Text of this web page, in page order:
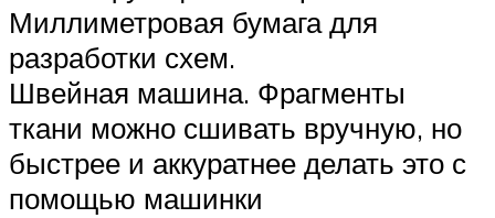
Миллиметровая бумага для
разработки схем.
Швейная машина. Фрагменты
ткани можно сшивать вручную, но
быстрее и аккуратнее делать это с
помощью машинки